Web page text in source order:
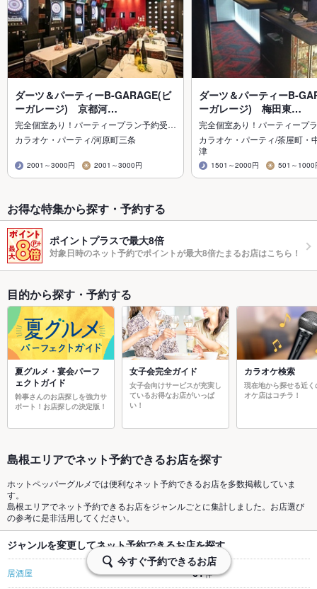
ダーツ＆パーティーB-GARAGE(ビ
ーガレージ) 京都河…
完全個室あり！パーティープラン予約受…
カラオケ・パーティ/河原町三条
2001～3000円 2001～3000円
ダーツ＆パーティーB-
ーガレージ) 梅田東…
完全個室あり！パーティープ
カラオケ・パーティ/茶屋町・
津
1501～2000円 501～1000
お得な特集から探す・予約する
ポイントプラスで最大8倍
対象日時のネット予約でポイントが最大8倍たまるお店はこちら！
目的から探す・予約する
夏グルメ・宴会パーフ
ェクトガイド
幹事さんのお店探しを強力サ
ポート！お店探しの決定版！
女子会完全ガイド
女子会向けサービスが充実し
ているお得なお店がいっぱ
い！
カラオケ検索
現在地から探せる近く
オケ店はコチラ！
島根エリアでネット予約できるお店を探す
ホットペッパーグルメでは便利なネット予約できるお店を多数掲載していま
す。
島根エリアでネット予約できるお店をジャンルごとに集計しました。お店選び
の参考に是非活用してください。
ジャンルを変更してネット予約できるお店を探す
居酒屋 61件
今すぐ予約できるお店